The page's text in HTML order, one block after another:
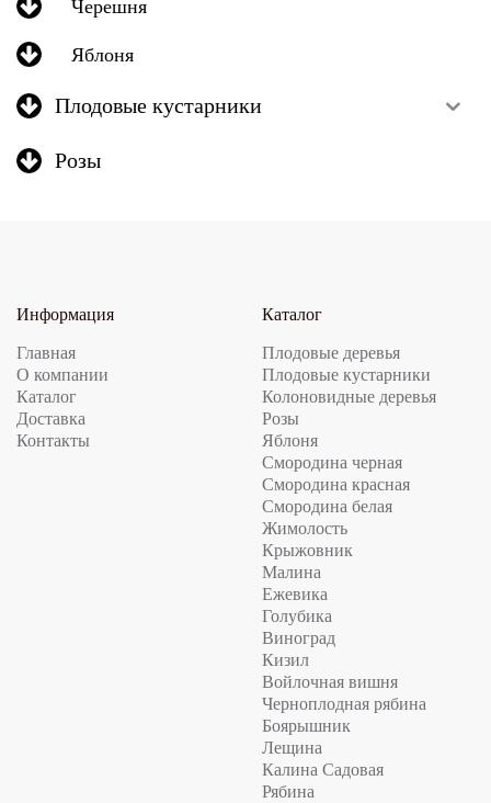
Черешня
Яблоня
Плодовые кустарники
Розы
Информация
Главная
О компании
Каталог
Доставка
Контакты
Каталог
Плодовые деревья
Плодовые кустарники
Колоновидные деревья
Розы
Яблоня
Смородина черная
Смородина красная
Смородина белая
Жимолость
Крыжовник
Малина
Ежевика
Голубика
Виноград
Кизил
Войлочная вишня
Черноплодная рябина
Боярышник
Лещина
Калина Садовая
Рябина